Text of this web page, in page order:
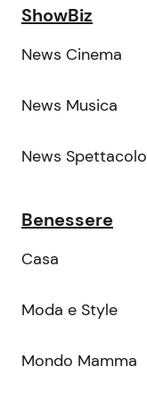
ShowBiz
News Cinema
News Musica
News Spettacolo
Benessere
Casa
Moda e Style
Mondo Mamma